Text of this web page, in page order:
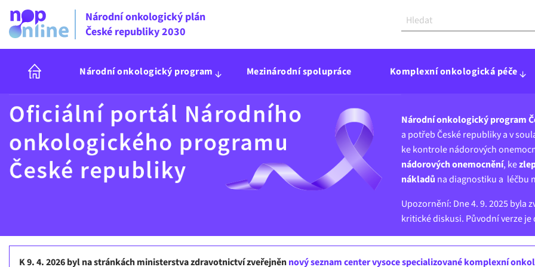
Národní onkologický plán
České republiky 2030
Národní onkologický program Mezinárodní spolupráce Komplexní onkologická péče
Národní onkologický program
a potřeb České republiky a v
ke kontrole nádorových
nádorových onemocnění, ke
nákladů na diagnostiku a léčbu
Upozornění: Dne 4. 9. 2025
kritické diskusi. Původní verze
K 9. 4. 2026 byl na stránkách ministerstva zdravotnictví zveřejněnnový seznam center vysoce specializované komplexní